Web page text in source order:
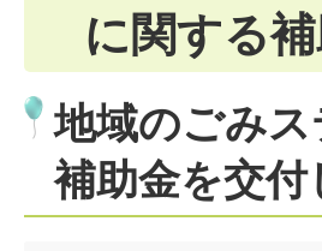
に関する
地域のごみ
補助金を交付